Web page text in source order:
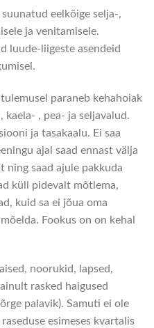
eelkõige selja-,
ja venitamisele.
luude-liigeste asendeid
paraneb kehahoiak
kaela- , pea- ja seljavalud.
ja tasakaalu. Ei saa
ajal saad ennast välja
ning saad ajule pakkuda
küll pidevalt mõtlema,
kuid sa ei jõua oma
Fookus on on kehal
noorukid, lapsed,
rasked haigused
palavik). Samuti ei ole
esimeses kvartalis